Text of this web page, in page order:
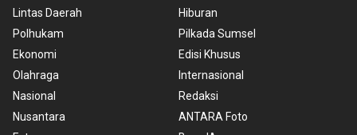
Lintas Daerah
Polhukam
Ekonomi
Olahraga
Nasional
Nusantara
Hiburan
Pilkada Sumsel
Edisi Khusus
Internasional
Redaksi
ANTARA Foto